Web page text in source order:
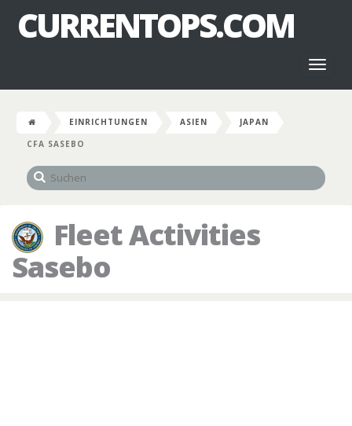
CURRENTOPS.COM
EINRICHTUNGEN ASIEN
JAPAN
CFA SASEBO
Fleet Activities
Sasebo